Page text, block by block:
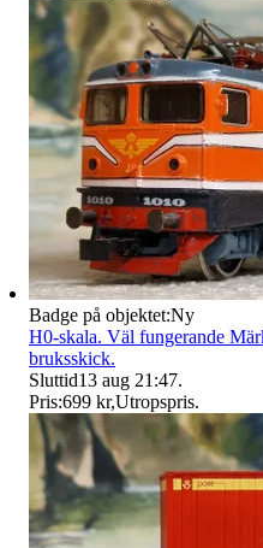
Badge på objektet:Ny
H0-skala. Väl fungerande
bruksskick.
Sluttid13 aug 21:47.
Pris:699 kr,Utropspris.